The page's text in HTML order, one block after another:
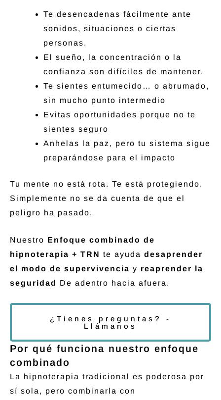
Te desencadenas fácilmente ante
sonidos, situaciones o ciertas
personas.
El sueño, la concentración o la
confianza son difíciles de mantener.
Te sientes entumecido… o abrumado,
sin mucho punto intermedio
Evitas oportunidades porque no te
sientes seguro
Anhelas la paz, pero tu sistema sigue
preparándose para el impacto
Tu mente no está rota. Te está protegiendo.
Simplemente no se da cuenta de que el
peligro ha pasado.
Nuestro Enfoque combinado de
hipnoterapia + TRN te ayuda desaprender
el modo de supervivencia y reaprender la
seguridad De adentro hacia afuera.
¿Tienes preguntas? -
Llámanos
Por qué funciona nuestro enfoque
combinado
La hipnoterapia tradicional es poderosa por
sí sola, pero combinarla con